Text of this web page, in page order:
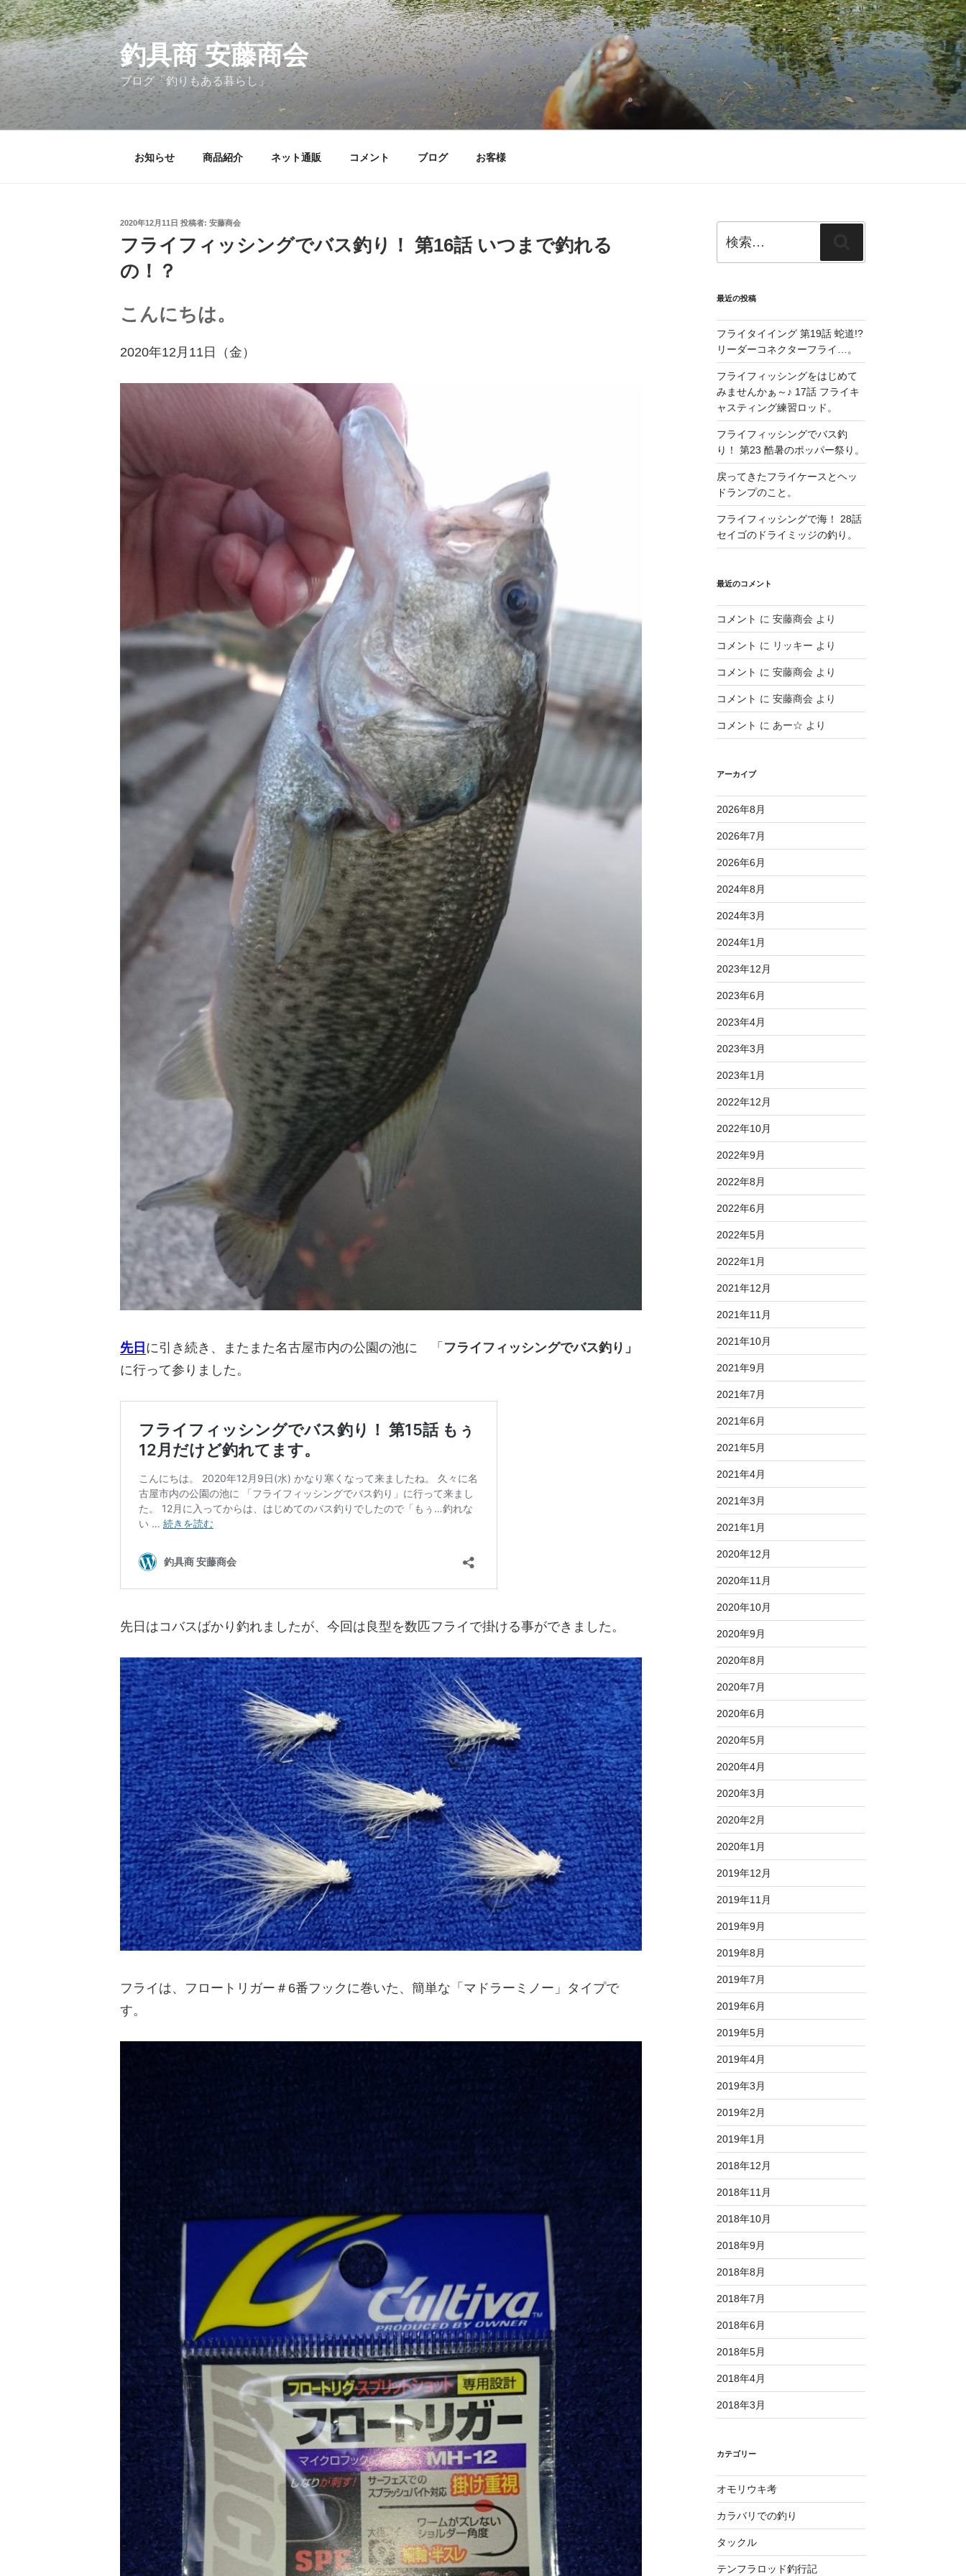
コ
ン
テ
ン
ツ
へ
釣具商 安藤商会
ブログ「釣りもある暮らし」
お知らせ 商品紹介 ネット通販 コメント ブログ お客様
投
日:
2020年12月11日 投稿者: 安藤商会
フライフィッシングでバス釣り！ 第16話 いつまで釣れる
の！？
こんにちは。
2020年12月11日（金）
先日 に引き続き、またまた名古屋市内の公園の池に 「 フライフィッシングでバス釣り」
に行って参りました。
先日はコバスばかり釣れましたが、今回は良型を数匹フライで掛ける事ができました。
フライは、フロートリガー＃6番フックに巻いた、簡単な「マドラーミノー」タイプで
す。
索:
索
最近の投稿
フライタイイング 第19話 蛇道!?
リーダーコネクターフライ…。
フライフィッシングをはじめて
みませんかぁ～♪ 17話 フライキ
ャスティング練習ロッド。
フライフィッシングでバス釣
り！ 第23 酷暑のポッパー祭り。
戻ってきたフライケースとヘッ
ドランプのこと。
フライフィッシングで海！ 28話
セイゴのドライミッジの釣り。
最近のコメント
コメント に 安藤商会 より
コメント に リッキー より
コメント に 安藤商会 より
コメント に 安藤商会 より
コメント に あー☆ より
アーカイブ
2026年8月
2026年7月
2026年6月
2024年8月
2024年3月
2024年1月
2023年12月
2023年6月
2023年4月
2023年3月
2023年1月
2022年12月
2022年10月
2022年9月
2022年8月
2022年6月
2022年5月
2022年1月
2021年12月
2021年11月
2021年10月
2021年9月
2021年7月
2021年6月
2021年5月
2021年4月
2021年3月
2021年1月
2020年12月
2020年11月
2020年10月
2020年9月
2020年8月
2020年7月
2020年6月
2020年5月
2020年4月
2020年3月
2020年2月
2020年1月
2019年12月
2019年11月
2019年9月
2019年8月
2019年7月
2019年6月
2019年5月
2019年4月
2019年3月
2019年2月
2019年1月
2018年12月
2018年11月
2018年10月
2018年9月
2018年8月
2018年7月
2018年6月
2018年5月
2018年4月
2018年3月
カテゴリー
オモリウキ考
カラバリでの釣り
タックル
テンフラロッド釣行記